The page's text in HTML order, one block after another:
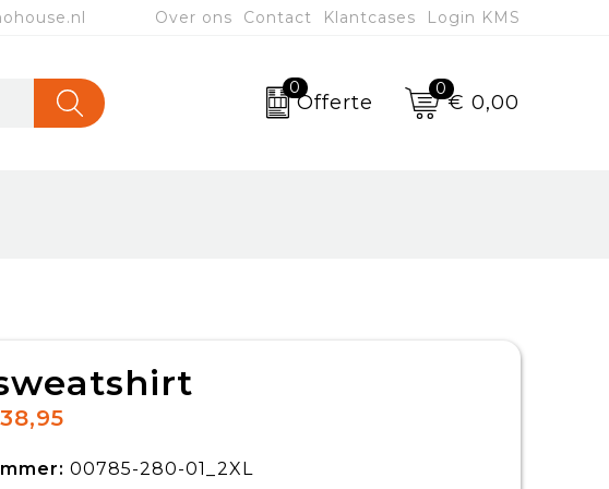
Over ons Contact Klantcases Login KMS
0
Offerte
0
€ 0,00
00785-280-01_2XL